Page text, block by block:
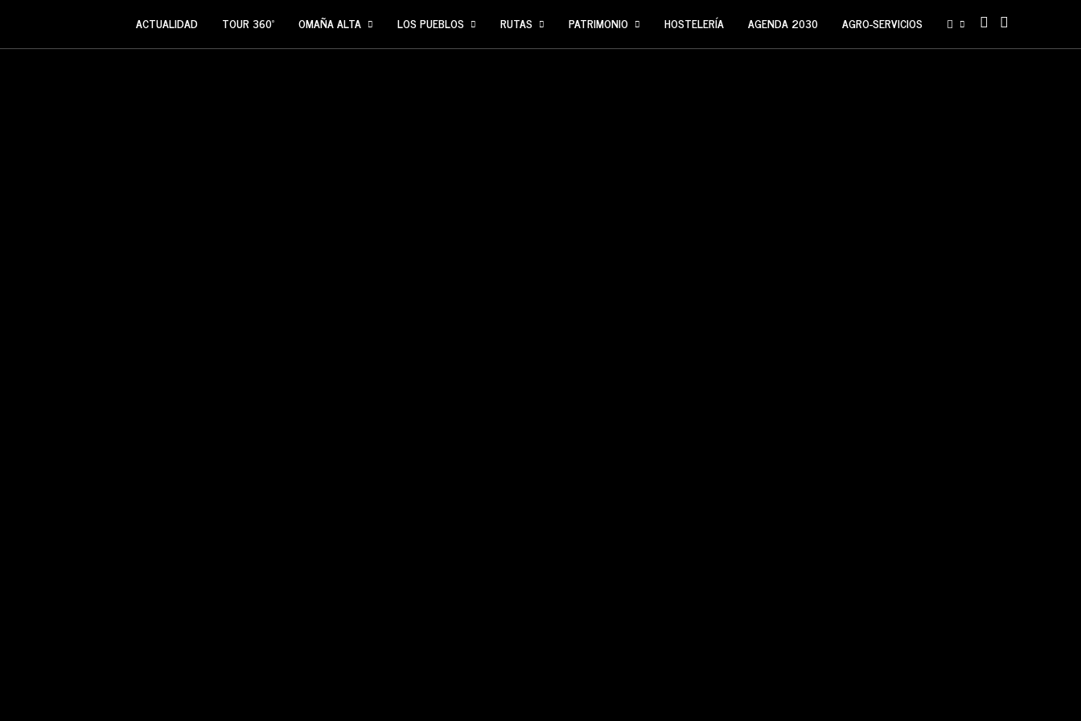
ACTUALIDAD TOUR 360º OMAÑA ALTA LOS PUEBLOS RUTAS PATRIMONIO HOSTELERÍA AGENDA 2030 AGRO-SERVICIOS